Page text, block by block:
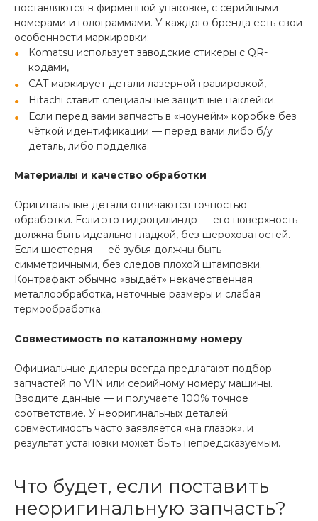
поставляются в фирменной упаковке, с серийными
номерами и голограммами. У каждого бренда есть свои
особенности маркировки:
Komatsu использует заводские стикеры с QR-
кодами,
CAT маркирует детали лазерной гравировкой,
Hitachi ставит специальные защитные наклейки.
Если перед вами запчасть в «ноунейм» коробке без
чёткой идентификации — перед вами либо б/у
деталь, либо подделка.
Материалы и качество обработки
Оригинальные детали отличаются точностью
обработки. Если это гидроцилиндр — его поверхность
должна быть идеально гладкой, без шероховатостей.
Если шестерня — её зубья должны быть
симметричными, без следов плохой штамповки.
Контрафакт обычно «выдаёт» некачественная
металлообработка, неточные размеры и слабая
термообработка.
Совместимость по каталожному номеру
Официальные дилеры всегда предлагают подбор
запчастей по VIN или серийному номеру машины.
Вводите данные — и получаете 100% точное
соответствие. У неоригинальных деталей
совместимость часто заявляется «на глазок», и
результат установки может быть непредсказуемым.
Что будет, если поставить
неоригинальную запчасть?